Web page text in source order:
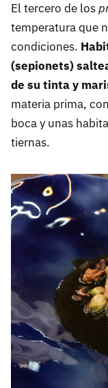
El tercero de los
temperatura que
condiciones.
(sepionets)
de su tinta y
materia prima,
boca y unas
tiernas.